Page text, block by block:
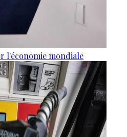
l'économie mondiale